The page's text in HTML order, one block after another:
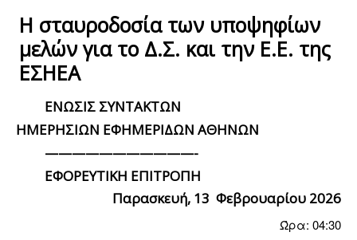
Η σταυροδοσία των υποψηφίων
μελών για το Δ.Σ. και την Ε.Ε. της
ΕΣΗΕΑ
ENΩΣΙΣ ΣΥΝΤΑΚΤΩΝ
ΗΜΕΡΗΣΙΩΝ ΕΦΗΜΕΡΙΔΩΝ ΑΘΗΝΩΝ
———————————-
ΕΦΟΡΕΥΤΙΚΗ ΕΠΙΤΡΟΠΗ
Παρασκευή, 13 Φεβρουαρίου 2026
Ώρα: 04:30